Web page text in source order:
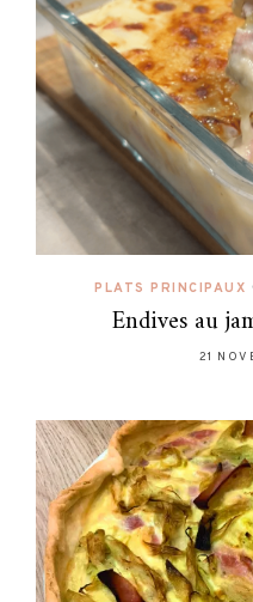
PLATS PRINCIPAUX
Endives au
21